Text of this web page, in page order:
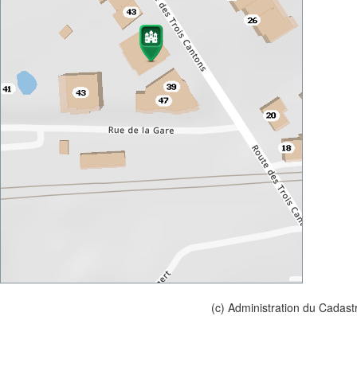
(c) Administration du